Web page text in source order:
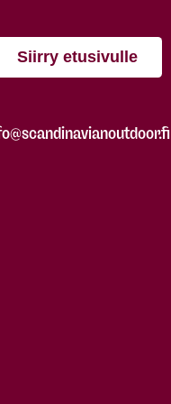
Siirry etusivulle